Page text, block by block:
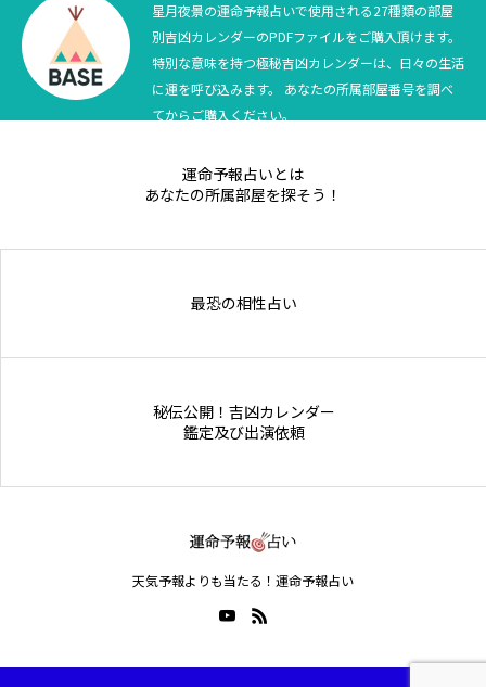
テニス四大大会・五輪
テニス四大大会・五輪
星月夜景の運命予報占いで使用される27種類の部屋
別吉凶カレンダーのPDFファイルをご購入頂けます。
特別な意味を持つ極秘吉凶カレンダーは、日々の生活
に運を呼び込みます。 あなたの所属部屋番号を調べ
てからご購入ください。
運命予報占いとは
あなたの所属部屋を探そう！
最恐の相性占い
秘伝公開！吉凶カレンダー
鑑定及び出演依頼
天気予報よりも当たる！運命予報占い